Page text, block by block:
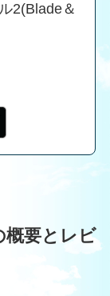
2(Blade＆
概要とレビ